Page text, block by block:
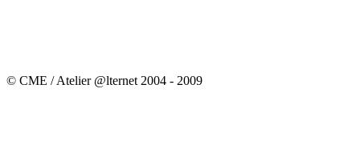
© CME / Atelier @lternet 2004 - 2009